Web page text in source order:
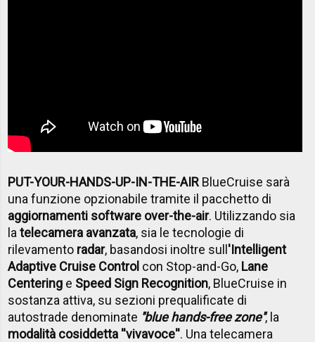
PUT-YOUR-HANDS-UP-IN-THE-AIR BlueCruise sarà
una funzione opzionabile tramite il pacchetto di
aggiornamenti software over-the-air. Utilizzando sia
latelecamera avanzata, sia le tecnologie di
rilevamento radar, basandosi inoltre sull'Intelligent
Adaptive Cruise Control con Stop-and-Go, Lane
Centering e Speed ​​Sign Recognition, BlueCruise in
sostanza attiva, su sezioni prequalificate di
autostrade denominate ''blue hands-free zone'', la
modalità cosiddetta ''vivavoce''. Una telecamera